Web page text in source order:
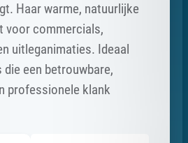
Haar warme, natuurlijke
voor commercials,
uitleganimaties. Ideaal
een betrouwbare,
professionele klank